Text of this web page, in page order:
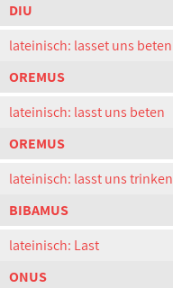
DIU
lateinisch: lasset uns beten
OREMUS
lateinisch: lasst uns beten
OREMUS
lateinisch: lasst uns trinken
BIBAMUS
lateinisch: Last
ONUS